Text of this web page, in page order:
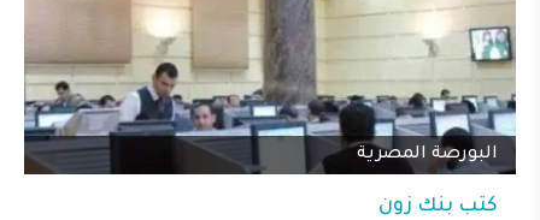
البورصة المصرية
كتب بنك زون